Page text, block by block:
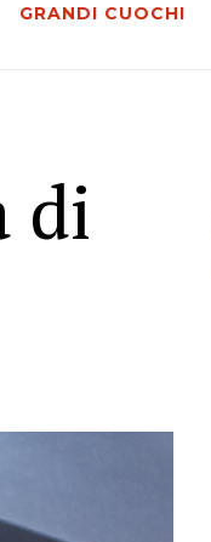
GRANDI CUOCHI
di